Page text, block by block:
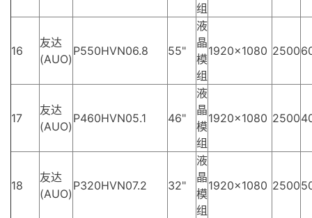
组
16
友达
(AUO)
P550HVN06.8 55"
液
晶
模
组
1920×1080 2500
17
友达
(AUO)
P460HVN05.1 46"
液
晶
模
组
1920×1080 2500
18
友达
(AUO)
P320HVN07.2 32"
液
晶
模
组
1920×1080 2500